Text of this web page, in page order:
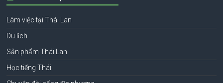
Làm việc tại Thái Lan
Du lịch
Sản phẩm Thái Lan
Học tiếng Thái